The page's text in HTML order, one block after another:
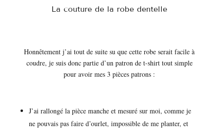
La couture de la robe dentelle
Honnêtement j’ai tout de suite su que cette robe serait facile à
coudre, je suis donc partie d’un patron de t-shirt tout simple
pour avoir mes 3 pièces patrons :
J’ai rallongé la pièce manche et mesuré sur moi, comme je
ne pouvais pas faire d’ourlet, impossible de me planter, et